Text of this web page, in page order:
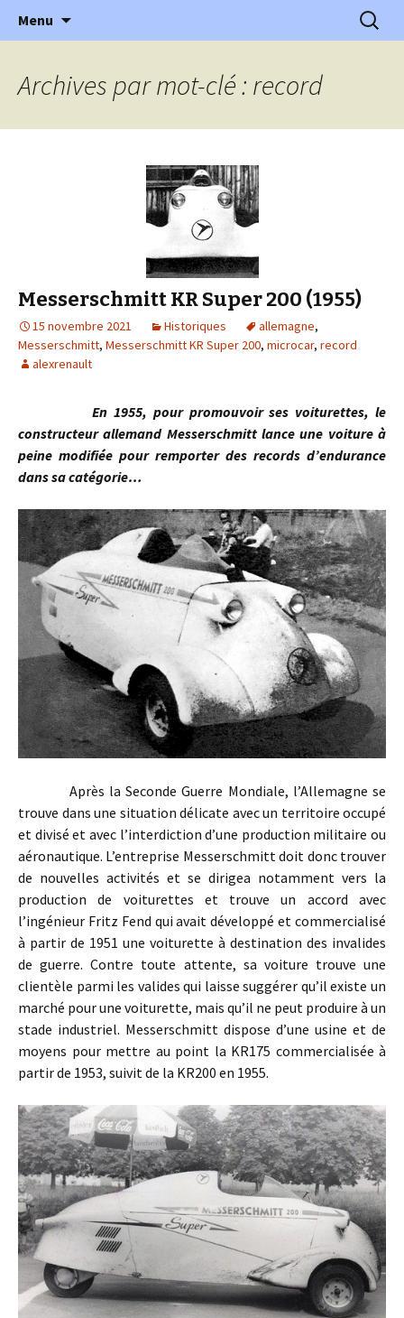
l'Automobile Ancienne
l'automobile ancienne : articles, historiques
…
Menu
Archives par mot-clé : record
Messerschmitt KR Super 200 (1955)
15 novembre 2021 Historiques allemagne,
Messerschmitt, Messerschmitt KR Super 200, microcar, record
alexrenault
En 1955, pour promouvoir ses voiturettes, le
constructeur allemand Messerschmitt lance une voiture à
peine modifiée pour remporter des records d’endurance
dans sa catégorie…
Après la Seconde Guerre Mondiale, l’Allemagne se
trouve dans une situation délicate avec un territoire occupé
et divisé et avec l’interdiction d’une production militaire ou
aéronautique. L’entreprise Messerschmitt doit donc trouver
de nouvelles activités et se dirigea notamment vers la
production de voiturettes et trouve un accord avec
l’ingénieur Fritz Fend qui avait développé et commercialisé
à partir de 1951 une voiturette à destination des invalides
de guerre. Contre toute attente, sa voiture trouve une
clientèle parmi les valides qui laisse suggérer qu’il existe un
marché pour une voiturette, mais qu’il ne peut produire à un
stade industriel. Messerschmitt dispose d’une usine et de
moyens pour mettre au point la KR175 commercialisée à
partir de 1953, suivit de la KR200 en 1955.